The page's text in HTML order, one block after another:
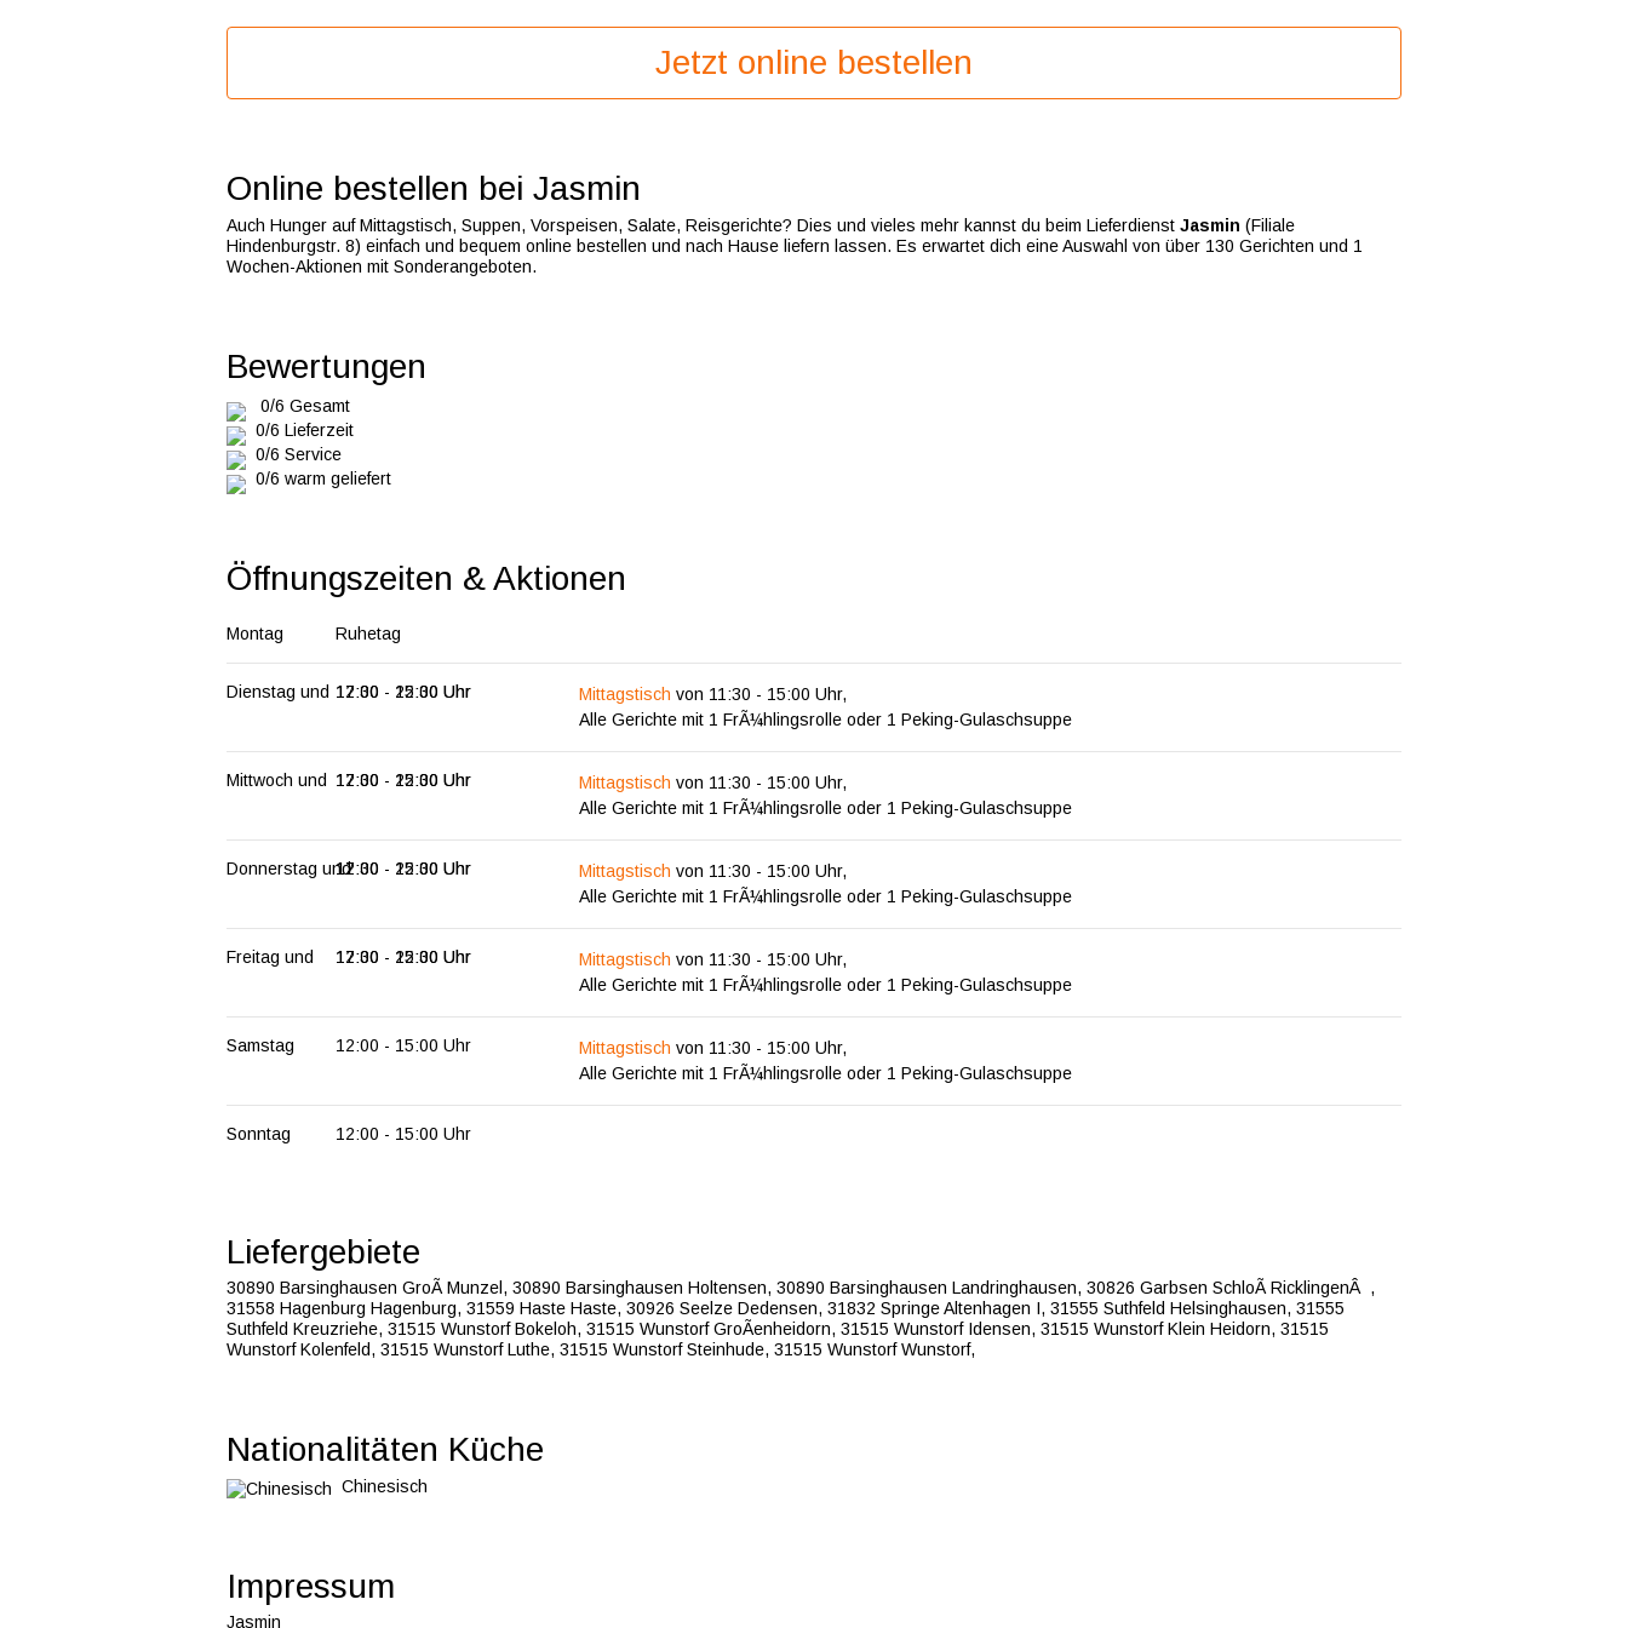
Jetzt online bestellen
Online bestellen bei Jasmin
Auch Hunger auf Mittagstisch, Suppen, Vorspeisen, Salate, Reisgerichte? Dies und vieles mehr kannst du beim Lieferdienst Jasmin (Filiale
Hindenburgstr. 8) einfach und bequem online bestellen und nach Hause liefern lassen. Es erwartet dich eine Auswahl von über 130 Gerichten und 1
Wochen-Aktionen mit Sonderangeboten.
Bewertungen
0/6 Gesamt
0/6 Lieferzeit
0/6 Service
0/6 warm geliefert
Öffnungszeiten & Aktionen
Montag Ruhetag
Dienstag 12:00 - 15:00 Uhr
und 17:30 - 22:30 Uhr Mittagstisch von 11:30 - 15:00 Uhr,
Alle Gerichte mit 1 FrÃ¼hlingsrolle oder 1 Peking-Gulaschsuppe
Mittwoch 12:00 - 15:00 Uhr
und 17:30 - 22:30 Uhr Mittagstisch von 11:30 - 15:00 Uhr,
Alle Gerichte mit 1 FrÃ¼hlingsrolle oder 1 Peking-Gulaschsuppe
Donnerstag 12:00 - 15:00 Uhr
und17:30 - 22:30 Uhr Mittagstisch von 11:30 - 15:00 Uhr,
Alle Gerichte mit 1 FrÃ¼hlingsrolle oder 1 Peking-Gulaschsuppe
Freitag 12:00 - 15:00 Uhr
und 17:30 - 22:30 Uhr Mittagstisch von 11:30 - 15:00 Uhr,
Alle Gerichte mit 1 FrÃ¼hlingsrolle oder 1 Peking-Gulaschsuppe
Samstag 12:00 - 15:00 Uhr Mittagstisch von 11:30 - 15:00 Uhr,
Alle Gerichte mit 1 FrÃ¼hlingsrolle oder 1 Peking-Gulaschsuppe
Sonntag 12:00 - 15:00 Uhr
Liefergebiete
30890 Barsinghausen GroÃ Munzel, 30890 Barsinghausen Holtensen, 30890 Barsinghausen Landringhausen, 30826 Garbsen SchloÃ RicklingenÂ ,
31558 Hagenburg Hagenburg, 31559 Haste Haste, 30926 Seelze Dedensen, 31832 Springe Altenhagen I, 31555 Suthfeld Helsinghausen, 31555
Suthfeld Kreuzriehe, 31515 Wunstorf Bokeloh, 31515 Wunstorf GroÃenheidorn, 31515 Wunstorf Idensen, 31515 Wunstorf Klein Heidorn, 31515
Wunstorf Kolenfeld, 31515 Wunstorf Luthe, 31515 Wunstorf Steinhude, 31515 Wunstorf Wunstorf,
Nationalitäten Küche
Chinesisch
Impressum
Jasmin